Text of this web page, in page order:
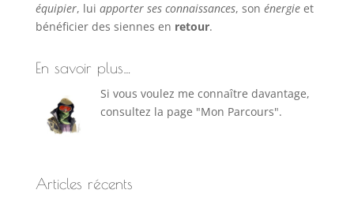
équipier, lui apporter ses connaissances, son énergieet
bénéficier des siennes en retour.
En savoir plus…
Si vous voulez me connaître davantage,
consultez la page "Mon Parcours".
Articles récents